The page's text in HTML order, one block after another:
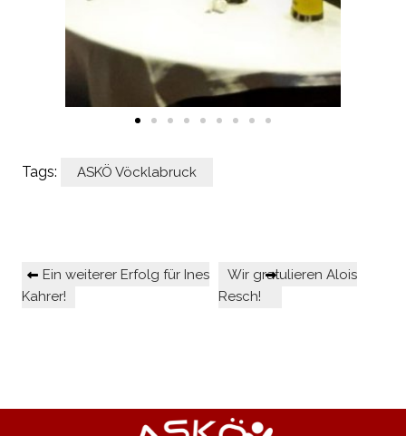
Tags: ASKÖ Vöcklabruck
Ein weiterer Erfolg für Ines
Kahrer!
Wir gratulieren Alois
Resch!